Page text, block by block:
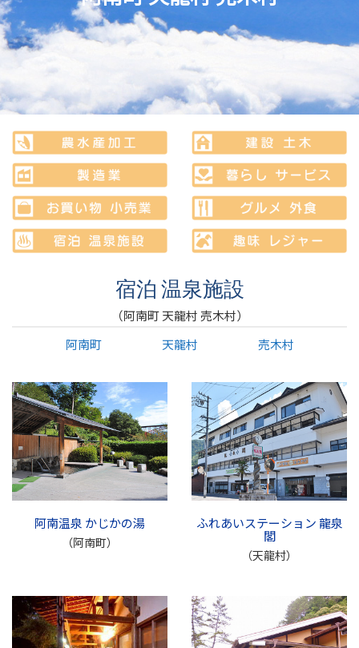
宿泊 温泉施設
（阿南町 天龍村 売木村）
阿南町
天龍村 売木村
阿南温泉 かじかの湯
（阿南町）
ふれあいステーション 龍泉
閣
（天龍村）